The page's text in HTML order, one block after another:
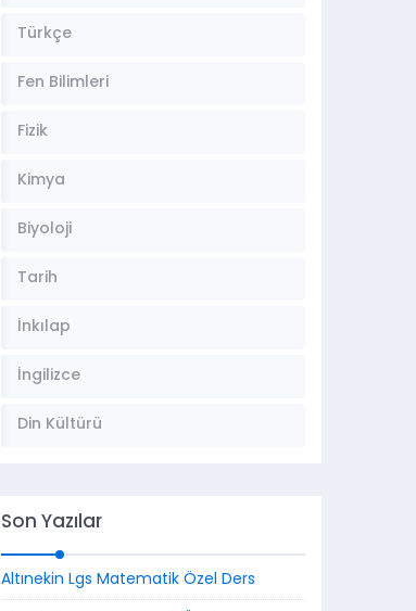
Türkçe
Fen Bilimleri
Fizik
Kimya
Biyoloji
Tarih
İnkılap
İngilizce
Din Kültürü
Son Yazılar
Altınekin Lgs Matematik Özel Ders